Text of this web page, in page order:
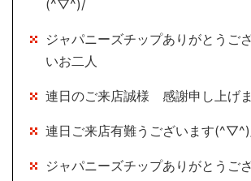
(^▽^)/
ジャパニーズチップありがとうご
いお二人
連日のご来店誠様 感謝申し上げ
連日ご来店有難うございます
ジャパニーズチップありがとうござ